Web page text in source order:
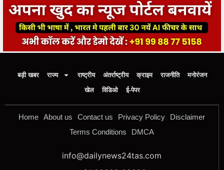
बड़ी खबर राज्य राष्ट्रीय अंतर्राष्ट्रीय क्राइम राजनीति
मनोरंजन
खेल
विडिओ ई-पेपर
Home About us Contact us Privacy Policy
Disclaimer
Terms Conditions
DMCA
info@dailynews24tas.com